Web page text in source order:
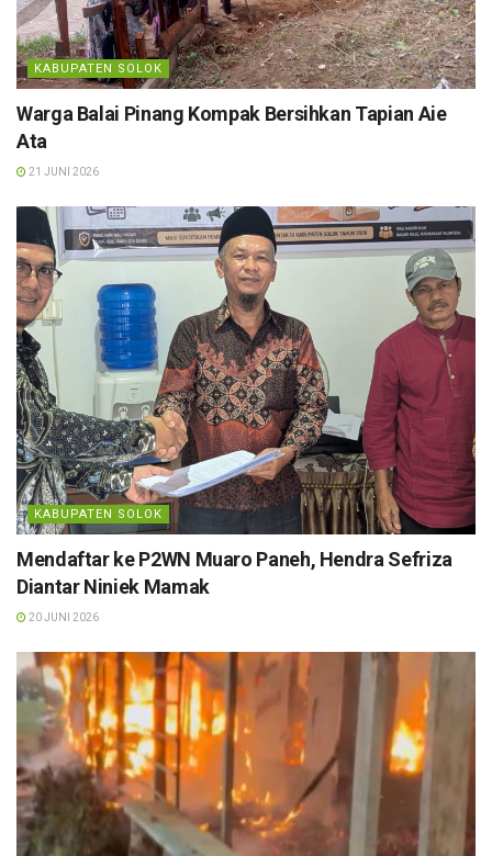
KABUPATEN SOLOK
Warga Balai Pinang Kompak Bersihkan Tapian Aie
Ata
21 JUNI 2026
KABUPATEN SOLOK
Mendaftar ke P2WN Muaro Paneh, Hendra Sefriza
Diantar Niniek Mamak
20 JUNI 2026